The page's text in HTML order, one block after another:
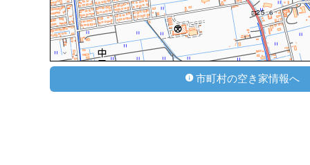
市町村の空き家情報へ